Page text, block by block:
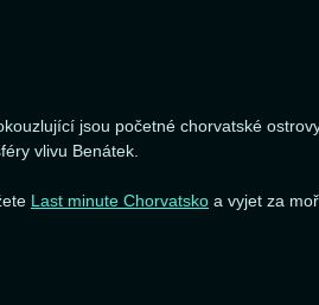
jsou početné chorvatské
vlivu Benátek.
Last minute Chorvatsko a vyjet za